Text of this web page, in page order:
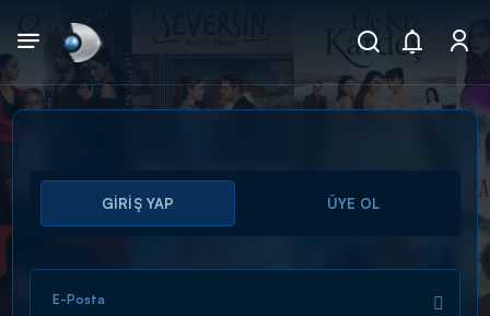
Arama
ARAMA SONUÇLARI
GİRİŞ YAP ÜYE OL
E-Posta